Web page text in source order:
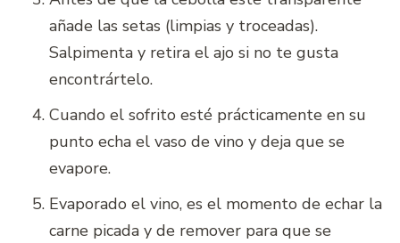
añade las setas (limpias y troceadas).
Salpimenta y retira el ajo si no te gusta
encontrártelo.
Cuando el sofrito esté prácticamente en su
punto echa el vaso de vino y deja que se
evapore.
Evaporado el vino, es el momento de echar la
carne picada y de remover para que se